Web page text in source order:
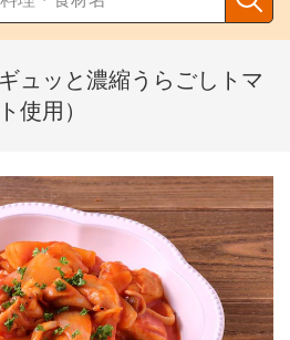
ュッと濃縮うらごしトマ
ト使用）